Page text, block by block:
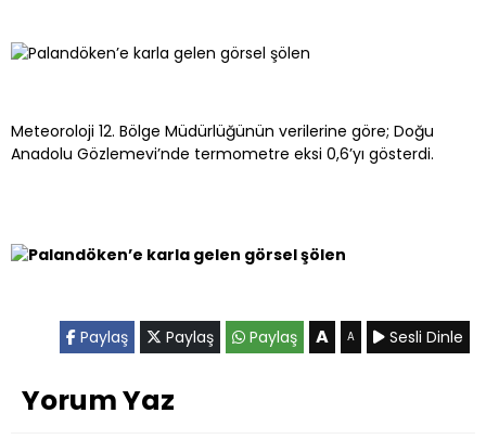
Meteoroloji 12. Bölge Müdürlüğünün verilerine göre; Doğu
Anadolu Gözlemevi’nde termometre eksi 0,6’yı gösterdi.
Paylaş Paylaş Paylaş A A Sesli Dinle
Yorum Yaz